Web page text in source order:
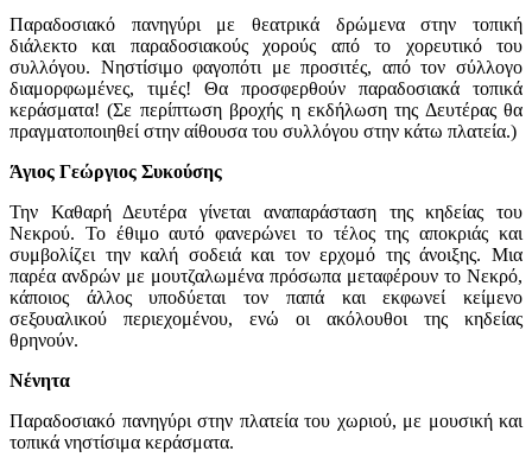
Παραδοσιακό πανηγύρι με θεατρικά δρώμενα στην τοπική
διάλεκτο και παραδοσιακούς χορούς από το χορευτικό του
συλλόγου. Νηστίσιμο φαγοπότι με προσιτές, από τον σύλλογο
διαμορφωμένες, τιμές! Θα προσφερθούν παραδοσιακά τοπικά
κεράσματα! (Σε περίπτωση βροχής η εκδήλωση της Δευτέρας θα
πραγματοποιηθεί στην αίθουσα του συλλόγου στην κάτω πλατεία.)
Άγιος Γεώργιος Συκούσης
Την Καθαρή Δευτέρα γίνεται αναπαράσταση της κηδείας του
Νεκρού. Το έθιμο αυτό φανερώνει το τέλος της αποκριάς και
συμβολίζει την καλή σοδειά και τον ερχομό της άνοιξης. Μια
παρέα ανδρών με μουτζαλωμένα πρόσωπα μεταφέρουν το Νεκρό,
κάποιος άλλος υποδύεται τον παπά και εκφωνεί κείμενο
σεξουαλικού περιεχομένου, ενώ οι ακόλουθοι της κηδείας
θρηνούν.
Νένητα
Παραδοσιακό πανηγύρι στην πλατεία του χωριού, με μουσική και
τοπικά νηστίσιμα κεράσματα.